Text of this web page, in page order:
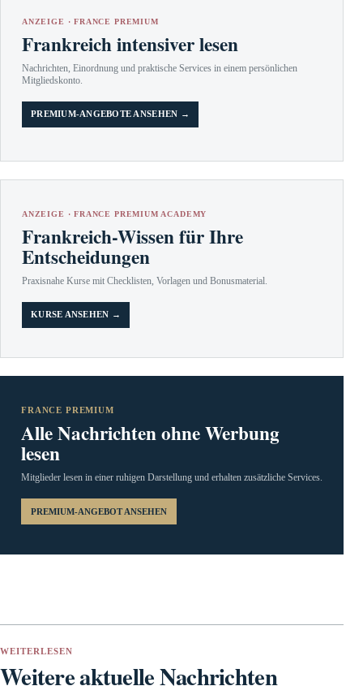
ANZEIGE · FRANCE PREMIUM
Frankreich intensiver lesen
Nachrichten, Einordnung und praktische Services in einem persönlichen
Mitgliedskonto.
PREMIUM-ANGEBOTE ANSEHEN →
ANZEIGE · FRANCE PREMIUM ACADEMY
Frankreich-Wissen für Ihre
Entscheidungen
Praxisnahe Kurse mit Checklisten, Vorlagen und Bonusmaterial.
KURSE ANSEHEN →
FRANCE PREMIUM
Alle Nachrichten ohne Werbung
lesen
Mitglieder lesen in einer ruhigen Darstellung und erhalten zusätzliche Services.
PREMIUM-ANGEBOT ANSEHEN
WEITERLESEN
Weitere aktuelle Nachrichten